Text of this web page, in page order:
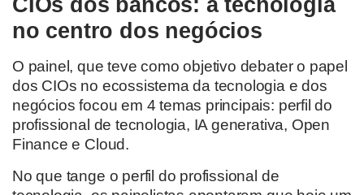
no centro dos negócios
O painel, que teve como objetivo debater o papel
dos CIOs no ecossistema da tecnologia e dos
negócios focou em 4 temas principais: perfil do
profissional de tecnologia, IA generativa, Open
Finance e Cloud.
No que tange o perfil do profissional de